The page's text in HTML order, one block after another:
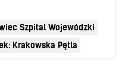
Szpital Wojewódzki
Krakowska Pętla